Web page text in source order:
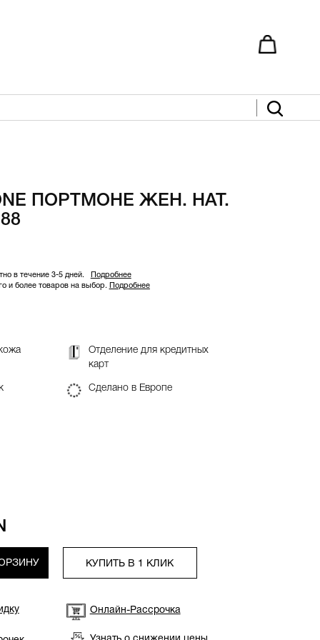
ПОРТМОНЕ ЖЕН. НАТ.
в течение 3-5 дней.
Подробнее
более товаров на выбор.
Подробнее
Отделение для кредитных
карт
Сделано в Европе
КУПИТЬ В 1 КЛИК
Онлайн-Рассрочка